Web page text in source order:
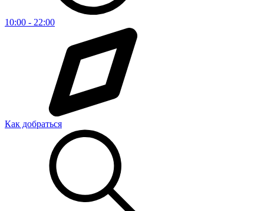
10:00 - 22:00
Как добраться